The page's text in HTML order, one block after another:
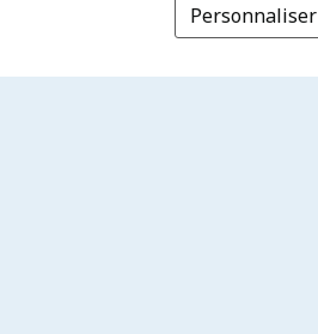
Personnaliser